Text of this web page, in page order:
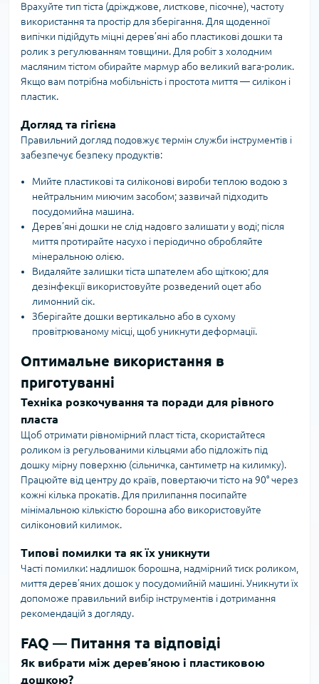
Врахуйте тип тіста (дріжджове, листкове, пісочне), частоту
використання та простір для зберігання. Для щоденної
випічки підійдуть міцні дерев’яні або пластикові дошки та
ролик з регулюванням товщини. Для робіт з холодним
масляним тістом обирайте мармур або великий вага-ролик.
Якщо вам потрібна мобільність і простота миття — силікон і
пластик.
Догляд та гігієна
Правильний догляд подовжує термін служби інструментів і
забезпечує безпеку продуктів:
Мийте пластикові та силіконові вироби теплою водою з
нейтральним миючим засобом; зазвичай підходить
посудомийна машина.
Дерев’яні дошки не слід надовго залишати у воді; після
миття протирайте насухо і періодично обробляйте
мінеральною олією.
Видаляйте залишки тіста шпателем або щіткою; для
дезінфекції використовуйте розведений оцет або
лимонний сік.
Зберігайте дошки вертикально або в сухому
провітрюваному місці, щоб уникнути деформації.
Оптимальне використання в
приготуванні
Техніка розкочування та поради для рівного
пласта
Щоб отримати рівномірний пласт тіста, скористайтеся
роликом із регульованими кільцями або підложіть під
дошку мірну поверхню (сільничка, сантиметр на килимку).
Працюйте від центру до країв, повертаючи тісто на 90° через
кожні кілька прокатів. Для прилипання посипайте
мінімальною кількістю борошна або використовуйте
силіконовий килимок.
Типові помилки та як їх уникнути
Часті помилки: надлишок борошна, надмірний тиск роликом,
миття дерев’яних дошок у посудомийній машині. Уникнути їх
допоможе правильний вибір інструментів і дотримання
рекомендацій з догляду.
FAQ — Питання та відповіді
Як вибрати між дерев’яною і пластиковою
дошкою?